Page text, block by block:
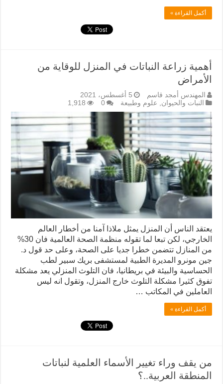
أكمل القراءة »
أهمية زراعة النباتات في المنزل للوقاية من
الأمراض
المهندس أمجد قاسم
5 أغسطس، 2021
النبات والحيوان
علوم وطبيعة 0
1,918
يعتقد الناس أن المنزل يمثل ملاذا آمنا من أخطار العالم
الخارجي، لكن تبعا لما تقوله منظمة الصحة العالمية فان 30%
من المنازل تتضمن خطرا جديا على الصحة، وعلى حد قول د.
جين مونرو المديرة الطبية لمستشفى بريك سبير لطب
الحساسية والبيئة في بريطانيا، فان التلوث المنزلي يعد مشكلة
تفوق كثيرا مشكلة التلوث خارج المنزل، وتقول انه ليس
العاملين في المكاتب …
أكمل القراءة »
من يقف وراء تغيير الأسماء العلمية لنباتات
المنطقة العربية..؟